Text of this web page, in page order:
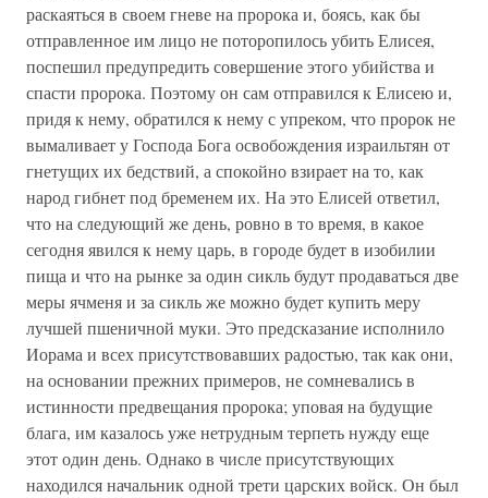
раскаяться в своем гневе на пророка и, боясь, как бы
отправленное им лицо не поторопилось убить Елисея,
поспешил предупредить совершение этого убийства и
спасти пророка. Поэтому он сам отправился к Елисею и,
придя к нему, обратился к нему с упреком, что пророк не
вымаливает у Господа Бога освобождения израильтян от
гнетущих их бедствий, а спокойно взирает на то, как
народ гибнет под бременем их. На это Елисей ответил,
что на следующий же день, ровно в то время, в какое
сегодня явился к нему царь, в городе будет в изобилии
пища и что на рынке за один сикль будут продаваться две
меры ячменя и за сикль же можно будет купить меру
лучшей пшеничной муки. Это предсказание исполнило
Иорама и всех присутствовавших радостью, так как они,
на основании прежних примеров, не сомневались в
истинности предвещания пророка; уповая на будущие
блага, им казалось уже нетрудным терпеть нужду еще
этот один день. Однако в числе присутствующих
находился начальник одной трети царских войск. Он был